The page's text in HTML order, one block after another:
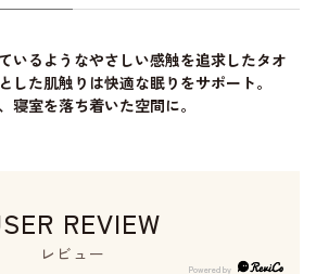
いるようなやさしい感触を追求したタオ
した肌触りは快適な眠りをサポート。
寝室を落ち着いた空間に。
REVIEW
レビュー